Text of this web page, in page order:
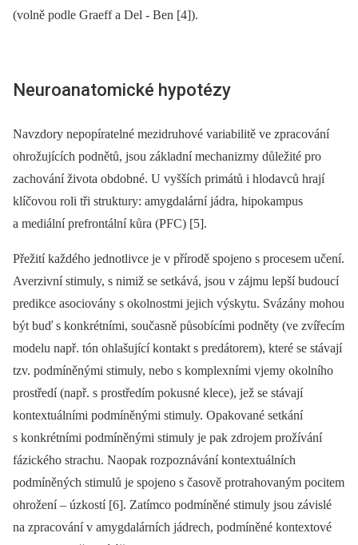
(volně podle Graeff a Del ‑⁠ Ben [4]).
Neuroanatomické hypotézy
Navzdory nepopíratelné mezidruhové variabilitě ve zpracování
ohrožujících podnětů, jsou základní mechanizmy důležité pro
zachování života obdobné. U vyšších primátů i hlodavců hrají
klíčovou roli tři struktury: amygdalární jádra, hipokampus
a mediální prefrontální kůra (PFC) [5].
Přežití každého jednotlivce je v přírodě spojeno s procesem učení.
Averzivní stimuly, s nimiž se setkává, jsou v zájmu lepší budoucí
predikce asociovány s okolnostmi jejich výskytu. Svázány mohou
být buď s konkrétními, současně působícími podněty (ve zvířecím
modelu např. tón ohlašující kontakt s predátorem), které se stávají
tzv. podmíněnými stimuly, nebo s komplexními vjemy okolního
prostředí (např. s prostředím pokusné klece), jež se stávají
kontextuálními podmíněnými stimuly. Opakované setkání
s konkrétními podmíněnými stimuly je pak zdrojem prožívání
fázického strachu. Naopak rozpoznávání kontextuálních
podmíněných stimulů je spojeno s časově protrahovaným pocitem
ohrožení –⁠ úzkostí [6]. Zatímco podmíněné stimuly jsou závislé
na zpracování v amygdalárních jádrech, podmíněné kontextové